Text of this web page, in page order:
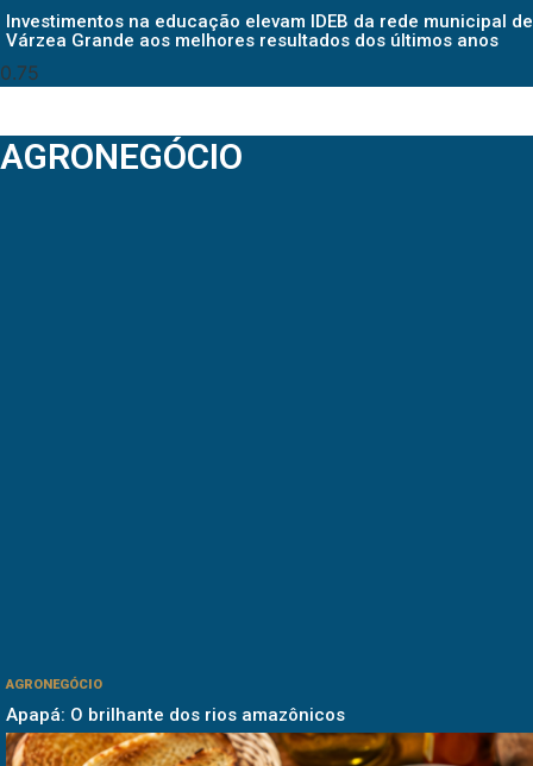
Investimentos na educação elevam IDEB da rede municipal de
Várzea Grande aos melhores resultados dos últimos anos
AGRONEGÓCIO
AGRONEGÓCIO
Apapá: O brilhante dos rios amazônicos